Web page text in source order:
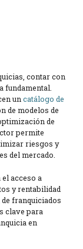
contar con
fundamental.
uncatálogo de
de modelos de
de
permite
riesgos y
del mercado.
acceso a
y rentabilidad
franquiciados
clave para
en